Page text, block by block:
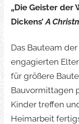
„Die Geister der
Dickens’A
Das Bauteam
engagierten
für größere
Bauvormittagen
Kinder treffen
Heimarbeit